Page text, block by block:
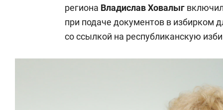
региона Владислав Ховалыг
при подаче документов в избирком
со ссылкой на республиканскую